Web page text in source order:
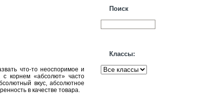
Поиск
Классы:
что-то неоспоримое и
с корнем «абсолют» часто
вкус, абсолютное
в качестве товара.